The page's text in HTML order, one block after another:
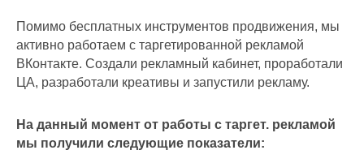
Помимо бесплатных инструментов продвижения, мы
активно работаем с таргетированной рекламой
ВКонтакте. Создали рекламный кабинет, проработали
ЦА, разработали креативы и запустили рекламу.
На данный момент от работы с таргет. рекламой
мы получили следующие показатели: